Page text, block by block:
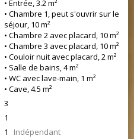
• Entrée, 3.2 m²
• Chambre 1, peut s'ouvrir sur le
séjour, 10 m²
• Chambre 2 avec placard, 10 m²
• Chambre 3 avec placard, 10 m²
• Couloir nuit avec placard, 2 m²
• Salle de bains, 4 m²
• WC avec lave-main, 1 m²
• Cave, 4.5 m²
3
1
1 Indépendant